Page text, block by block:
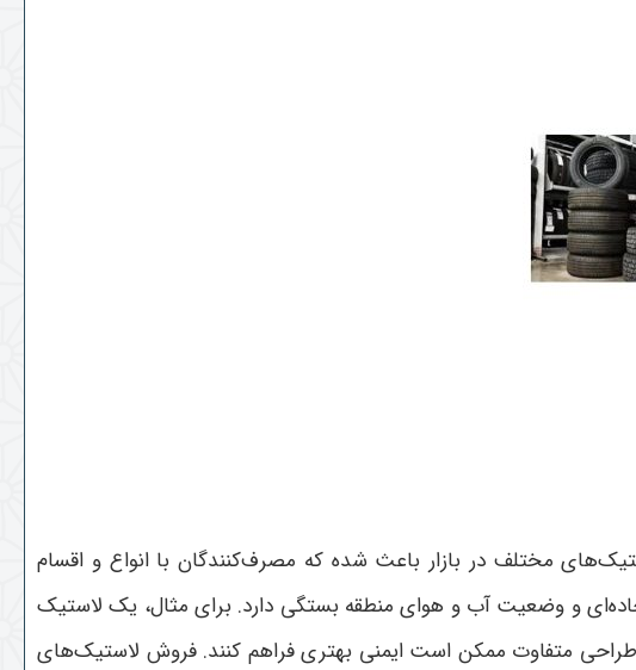
مختلف در بازار باعث شده که مصرف‌کنندگان با انواع و اقسام
و وضعیت آب و هوای منطقه بستگی دارد. برای مثال، یک لاستیک
طراحی متفاوت ممکن است ایمنی بهتری فراهم کنند. فروش لاستیک‌های